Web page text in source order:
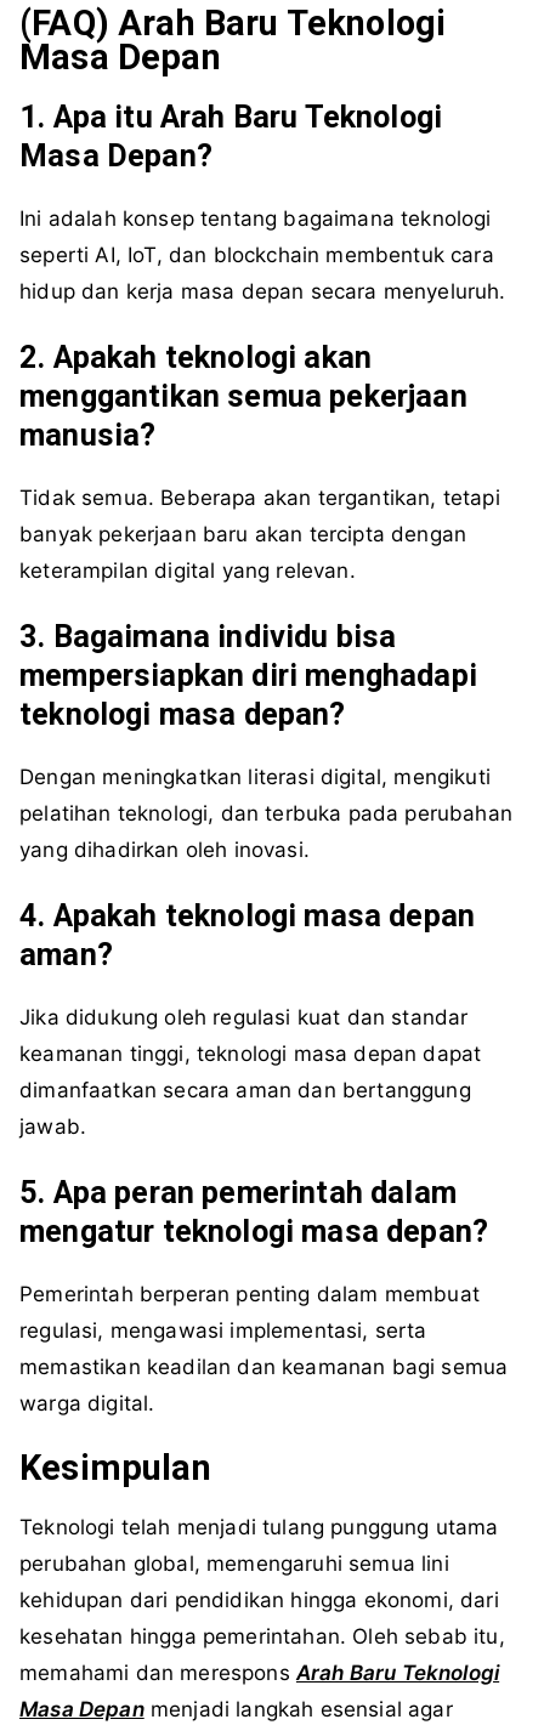
(FAQ)Arah Baru Teknologi
Masa Depan
1. Apa itu Arah Baru Teknologi
Masa Depan?
Ini adalah konsep tentang bagaimana teknologi
seperti AI, IoT, dan blockchain membentuk cara
hidup dan kerja masa depan secara menyeluruh.
2. Apakah teknologi akan
menggantikan semua pekerjaan
manusia?
Tidak semua. Beberapa akan tergantikan, tetapi
banyak pekerjaan baru akan tercipta dengan
keterampilan digital yang relevan.
3. Bagaimana individu bisa
mempersiapkan diri menghadapi
teknologi masa depan?
Dengan meningkatkan literasi digital, mengikuti
pelatihan teknologi, dan terbuka pada perubahan
yang dihadirkan oleh inovasi.
4. Apakah teknologi masa depan
aman?
Jika didukung oleh regulasi kuat dan standar
keamanan tinggi, teknologi masa depan dapat
dimanfaatkan secara aman dan bertanggung
jawab.
5. Apa peran pemerintah dalam
mengatur teknologi masa depan?
Pemerintah berperan penting dalam membuat
regulasi, mengawasi implementasi, serta
memastikan keadilan dan keamanan bagi semua
warga digital.
Kesimpulan
Teknologi telah menjadi tulang punggung utama
perubahan global, memengaruhi semua lini
kehidupan dari pendidikan hingga ekonomi, dari
kesehatan hingga pemerintahan. Oleh sebab itu,
memahami dan merespons Arah Baru Teknologi
Masa Depanmenjadi langkah esensial agar